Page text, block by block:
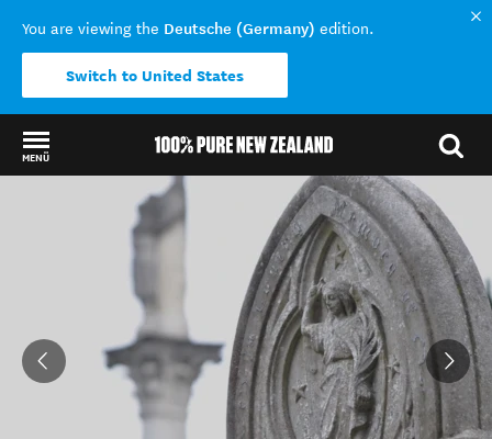
You are viewing the Deutsche (Germany) edition.
Switch to United States
MENÜ
Back to my results